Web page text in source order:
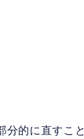
的に直すこ